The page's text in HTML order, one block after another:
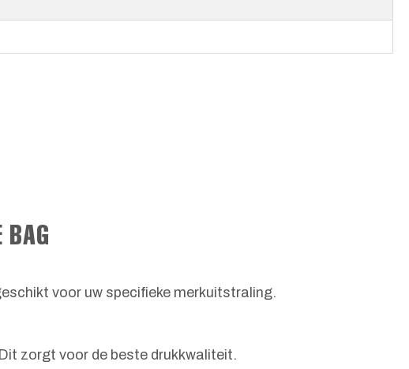
BAG
voor uw specifieke merkuitstraling.
zorgt voor de beste drukkwaliteit.